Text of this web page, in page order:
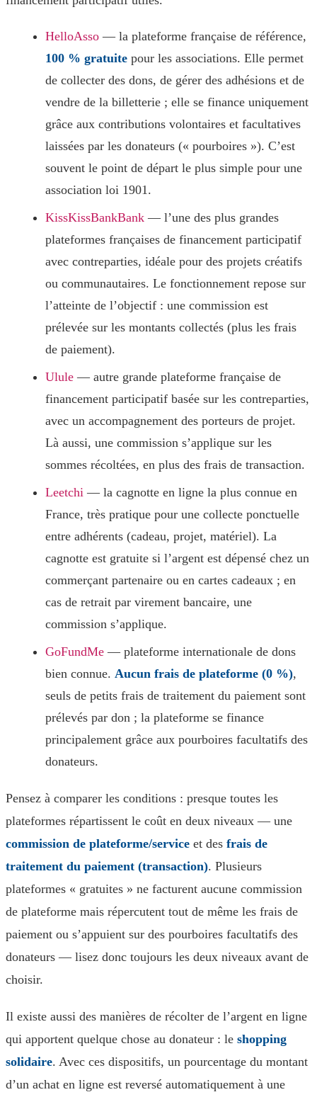
HelloAsso — la plateforme française de référence,
100 % gratuite pour les associations. Elle permet
de collecter des dons, de gérer des adhésions et de
vendre de la billetterie ; elle se finance uniquement
grâce aux contributions volontaires et facultatives
laissées par les donateurs (« pourboires »). C’est
souvent le point de départ le plus simple pour une
association loi 1901.
KissKissBankBank — l’une des plus grandes
plateformes françaises de financement participatif
avec contreparties, idéale pour des projets créatifs
ou communautaires. Le fonctionnement repose sur
l’atteinte de l’objectif : une commission est
prélevée sur les montants collectés (plus les frais
de paiement).
Ulule — autre grande plateforme française de
financement participatif basée sur les contreparties,
avec un accompagnement des porteurs de projet.
Là aussi, une commission s’applique sur les
sommes récoltées, en plus des frais de transaction.
Leetchi — la cagnotte en ligne la plus connue en
France, très pratique pour une collecte ponctuelle
entre adhérents (cadeau, projet, matériel). La
cagnotte est gratuite si l’argent est dépensé chez un
commerçant partenaire ou en cartes cadeaux ; en
cas de retrait par virement bancaire, une
commission s’applique.
GoFundMe — plateforme internationale de dons
bien connue. Aucun frais de plateforme (0 %),
seuls de petits frais de traitement du paiement sont
prélevés par don ; la plateforme se finance
principalement grâce aux pourboires facultatifs des
donateurs.
Pensez à comparer les conditions : presque toutes les
plateformes répartissent le coût en deux niveaux — une
commission de plateforme/service et des frais de
traitement du paiement (transaction). Plusieurs
plateformes « gratuites » ne facturent aucune commission
de plateforme mais répercutent tout de même les frais de
paiement ou s’appuient sur des pourboires facultatifs des
donateurs — lisez donc toujours les deux niveaux avant de
choisir.
Il existe aussi des manières de récolter de l’argent en ligne
qui apportent quelque chose au donateur : le shopping
solidaire. Avec ces dispositifs, un pourcentage du montant
d’un achat en ligne est reversé automatiquement à une